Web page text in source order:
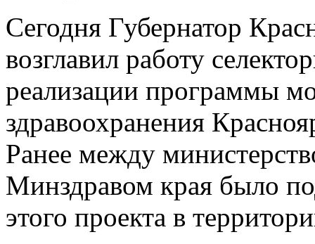
Сегодня Губернатор
возглавил работу
реализации программы
здравоохранения
Ранее между
Минздравом края было
этого проекта в